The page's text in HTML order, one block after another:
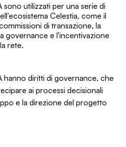
sono utilizzati per una serie di
Celestia, come il
di transazione, la
governance e l'incentivazione
rete.
hanno diritti di governance, che
ai processi decisionali
e la direzione del progetto